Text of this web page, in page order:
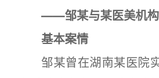
——邹某与某医美机构
基本案情
邹某曾在湖南某医院实